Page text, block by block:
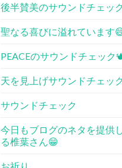
後半賛美のサウンドチェッ
聖なる喜びに溢れています
PEACEのサウンドチェッ
天を見上げサウンドチェッ
サウンドチェック
今日もブログのネタを提供
る椎葉さん😁
お祈り